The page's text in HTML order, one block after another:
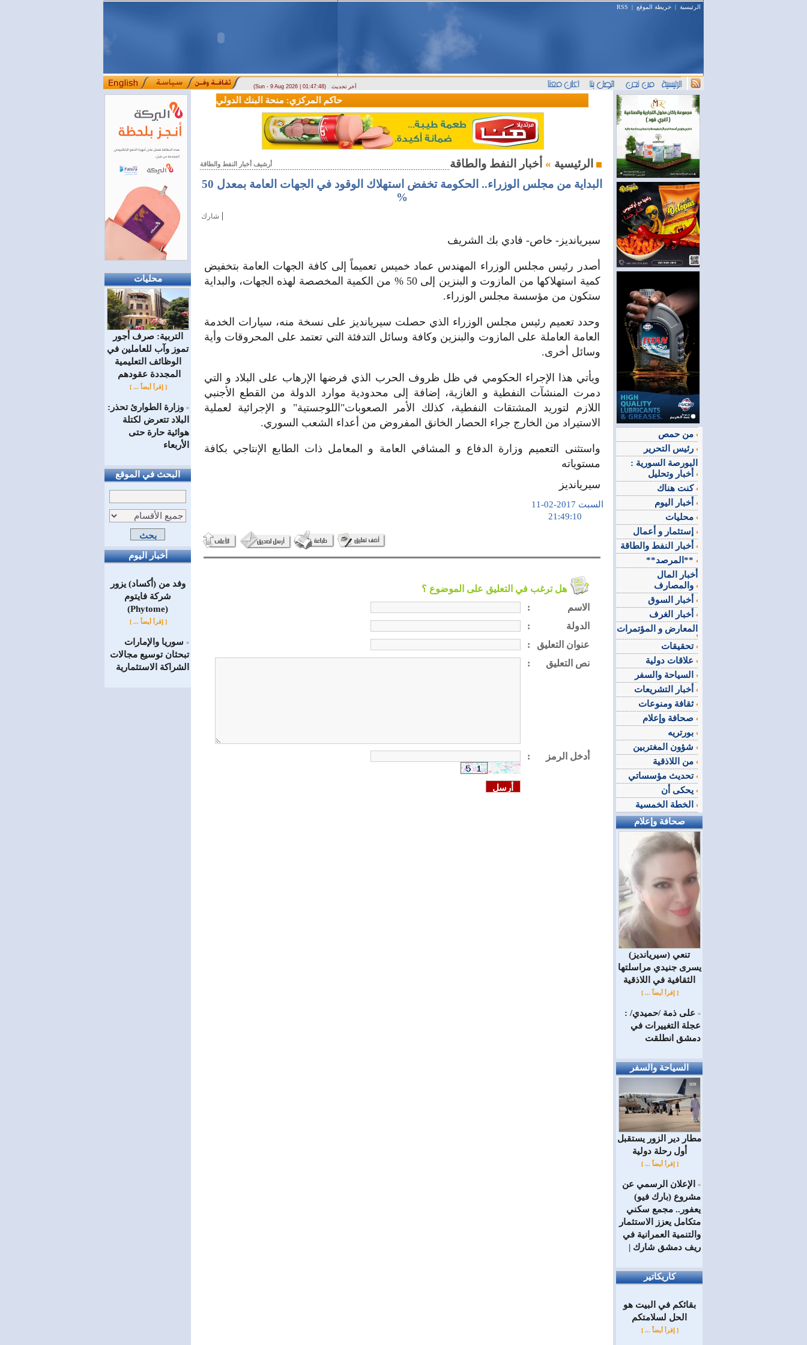
الرئيسية | خريطة الموقع |
RSS
(Sun - 9 Aug 2026 | 01:47:48) آخر تحديث
محليات
التربية: صرف أجور
تموز وآب للعاملين في
الوظائف ‏التعليمية
المجددة عقودهم ‏
[ إقرأ أيضاً ... ]
= وزارة الطوارئ تحذر:
البلاد تتعرض لكتلة
هوائية حارة حتى
الأربعاء
البحث في الموقع
أخبار اليوم
وفد من (أكساد) يزور
شركة فايتوم
(Phytome)
[ إقرأ أيضاً ... ]
= سوريا والإمارات
تبحثان توسيع مجالات
الشراكة الاستثمارية
حاكم المركزي: منحة البنك الدولي لسورية خطوة أساسية نحو بناء قطاع مالي حديث
أرشيف أخبار النفط والطاقة الرئيسية »
البداية من مجلس الوزراء.. الحكومة تخفض استهلاك الوقود في الجهات العامة بمعدل 50
%
شارك |
سيريانديز- خاص- فادي بك الشريف
أصدر رئيس مجلس الوزراء المهندس عماد خميس تعميماً إلى كافة الجهات العامة بتخفيض
كمية استهلاكها من المازوت و البنزين إلى 50 % من الكمية المخصصة لهذه الجهات، والبداية
ستكون من مؤسسة مجلس الوزراء.
وحدد تعميم رئيس مجلس الوزراء الذي حصلت سيريانديز على نسخة منه، سيارات الخدمة
العامة العاملة على المازوت والبنزين وكافة وسائل التدفئة التي تعتمد على المحروقات وأية
وسائل أخرى.
ويأتي هذا الإجراء الحكومي في ظل ظروف الحرب الذي فرضها الإرهاب على البلاد و التي
دمرت المنشآت النفطية و الغازية، إضافة إلى محدودية موارد الدولة من القطع الأجنبي
اللازم لتوريد المشتقات النفطية، كذلك الأمر الصعوبات"اللوجستية" و الإجرائية لعملية
الاستيراد من الخارج جراء الحصار الخانق المفروض من أعداء الشعب السوري.
واستثنى التعميم وزارة الدفاع و المشافي العامة و المعامل ذات الطابع الإنتاجي بكافة
مستوياته
سيريانديز
السبت 2017-02-11
هل ترغب في التعليق على الموضوع ؟
:
الاسم
:
الدولة
:
عنوان التعليق
:
نص التعليق
: أدخل الرمز
البورصة السورية :
كنت هناك
**المرصد**
أخبار المال
المعارض و المؤتمرات
تحقيقات
ثقافة ومنوعات
تحديث مؤسساتي
صحافة وإعلام
(سيريانديز) تنعي
يسرى جنيدي مراسلتها
الثقافية في اللاذقية
[ إقرأ أيضاً ... ]
= على ذمة /حميدي/ :
عجلة التغييرات في
دمشق انطلقت
السياحة والسفر
مطار دير الزور يستقبل
أول رحلة دولية
[ إقرأ أيضاً ... ]
=
الإعلان الرسمي عن
مشروع (بارك فيو)
يعفور.. مجمع سكني
متكامل يعزز الاستثمار
والتنمية العمرانية في
ريف دمشق شارك |
كاريكاتير
بقائكم في البيت هو
الحل لسلامتكم
[ إقرأ أيضاً ... ]